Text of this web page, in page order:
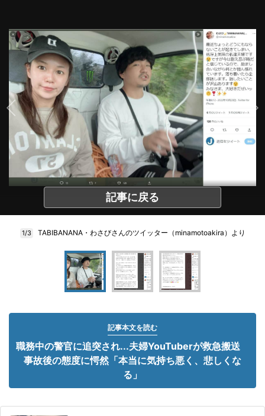
記事に戻る
1/3 TABIBANANA・わさびさんのツイッター（minamotoakira）より
記事本文を読む
職務中の警官に追突され...夫婦YouTuberが救急搬送
事故後の態度に愕然「本当に気持ち悪く、悲しくな
る」